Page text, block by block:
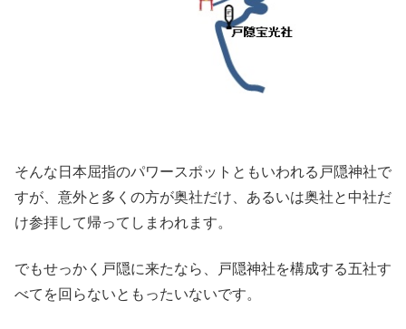
そんな日本屈指のパワースポットともいわれる戸隠神社で
すが、意外と多くの方が奥社だけ、あるいは奥社と中社だ
け参拝して帰ってしまわれます。
でもせっかく戸隠に来たなら、戸隠神社を構成する五社す
べてを回らないともったいないです。